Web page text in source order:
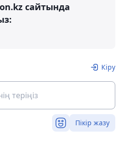
сайтында
Кіру
Пікір жазу